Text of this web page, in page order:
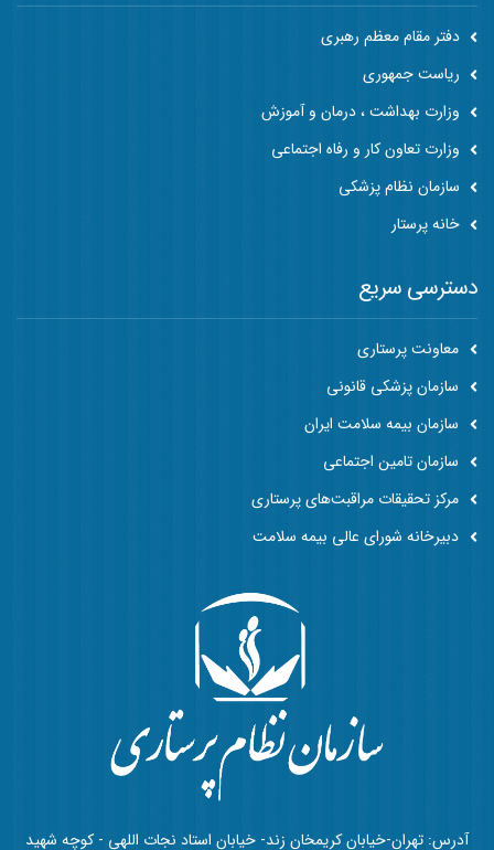
دفتر مقام معظم رهبری
ریاست جمهوری
وزارت بهداشت ، درمان و آموزش
وزارت تعاون کار و رفاه اجتماعی
سازمان نظام پزشکی
خانه پرستار
آدرس: تهران-خیابان کریمخان زند- خیابان استاد نجات اللهی - کوچه شهید
دسترسی سریع
معاونت پرستاری
سازمان پزشکی قانونی
سازمان بیمه سلامت ایران
سازمان تامین اجتماعی
مرکز تحقیقات مراقبت‌های پرستاری
دبیرخانه شورای عالی بیمه سلامت